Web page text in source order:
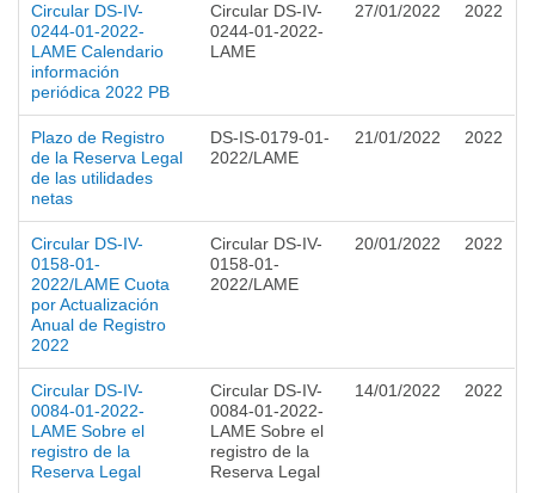
Circular DS-IV-
0244-01-2022-
LAME Calendario
información
periódica 2022 PB
Circular DS-IV-
0244-01-2022-
LAME
27/01/2022 2022
Plazo de Registro
de la Reserva Legal
de las utilidades
netas
DS-IS-0179-01-
2022/LAME
21/01/2022 2022
Circular DS-IV-
0158-01-
2022/LAME Cuota
por Actualización
Anual de Registro
2022
Circular DS-IV-
0158-01-
2022/LAME
20/01/2022 2022
Circular DS-IV-
0084-01-2022-
LAME Sobre el
registro de la
Reserva Legal
Circular DS-IV-
0084-01-2022-
LAME Sobre el
registro de la
Reserva Legal
14/01/2022 2022